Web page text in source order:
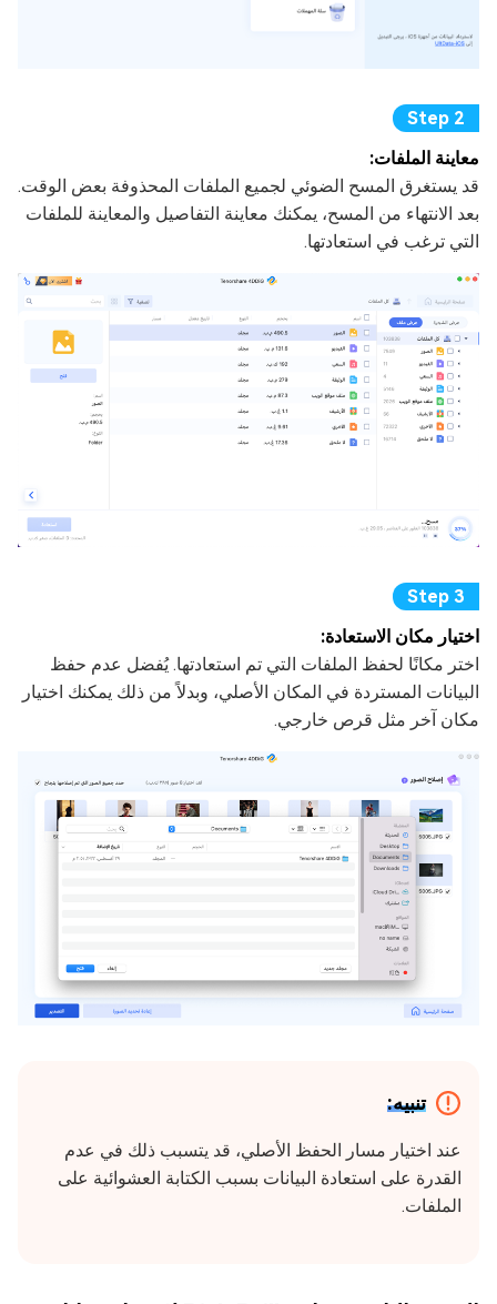
معاينة الملفات:
قد يستغرق المسح الضوئي لجميع الملفات المحذوفة بعض الوقت.
بعد الانتهاء من المسح، يمكنك معاينة التفاصيل والمعاينة للملفات
التي ترغب في استعادتها.
اختيار مكان الاستعادة:
اختر مكانًا لحفظ الملفات التي تم استعادتها. يُفضل عدم حفظ
البيانات المستردة في المكان الأصلي، وبدلاً من ذلك يمكنك اختيار
مكان آخر مثل قرص خارجي.
تنبيه:
عند اختيار مسار الحفظ الأصلي، قد يتسبب ذلك في عدم
القدرة على استعادة البيانات بسبب الكتابة العشوائية على
الملفات.